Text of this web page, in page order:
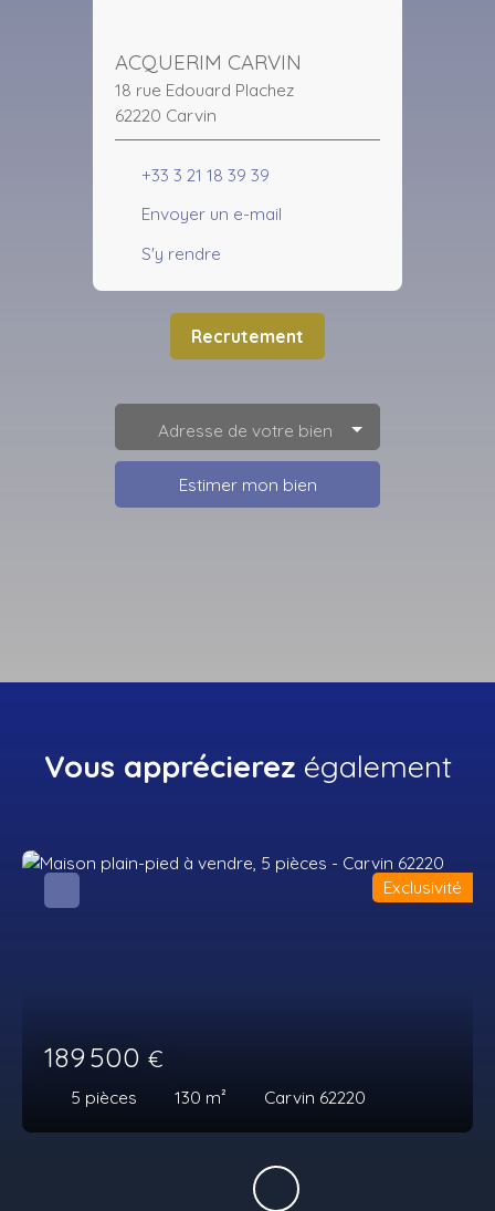
ACQUERIM CARVIN
18 rue Edouard Plachez
62220 Carvin
+33 3 21 18 39 39
Envoyer un e-mail
S'y rendre
Recrutement
Adresse de votre bien
Estimer mon bien
Vous apprécierez également
189 500 €
5 pièces 130 m² Carvin 62220
Exclusivité